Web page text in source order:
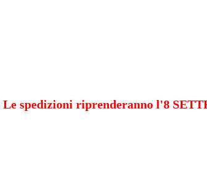
spedizioni riprenderanno l'8